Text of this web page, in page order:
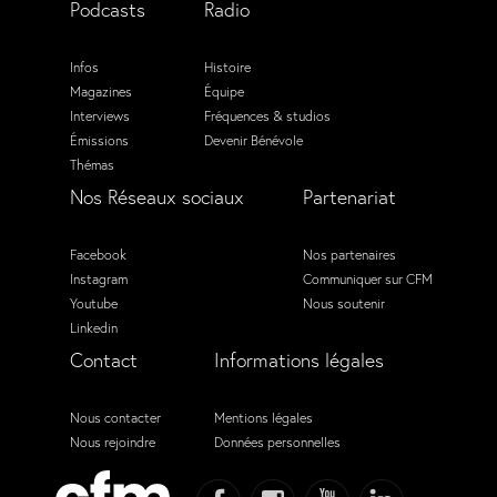
Podcasts
Infos
Magazines
Interviews
Émissions
Thémas
Radio
Histoire
Équipe
Fréquences & studios
Devenir Bénévole
Nos Réseaux sociaux
Facebook
Instagram
Youtube
Linkedin
Partenariat
Nos partenaires
Communiquer sur CFM
Nous soutenir
Contact
Nous contacter
Nous rejoindre
Informations légales
Mentions légales
Données personnelles